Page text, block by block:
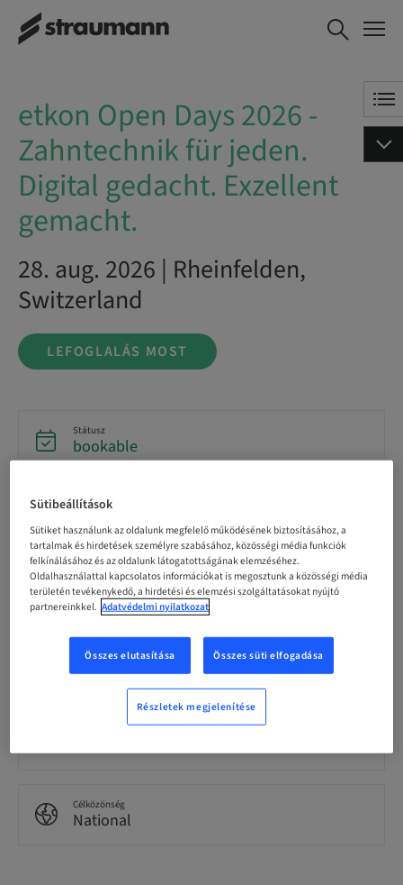
etkon Open Days 2026
- Zahntechnik für
LEFOGLALÁS MOST
etkon Open Days 2026 -
Zahntechnik für jeden.
Digital gedacht. Exzellent
gemacht.
28. aug. 2026 | Rheinfelden,
Switzerland
LEFOGLALÁS MOST
Státusz
bookable
Regisztráció határideje
21. aug. 2026 (UTC+1)
Résztvevőnkénti ár (helyi adók vannak érvényben)
CHF 0.00
Nyelv
German
Célközönség
National
Sütibeállítások
Sütiket használunk az oldalunk megfelelő működésének biztosításához, a
tartalmak és hirdetések személyre szabásához, közösségi média funkciók
felkínálásához és az oldalunk látogatottságának elemzéséhez.
Oldalhasználattal kapcsolatos információkat is megosztunk a közösségi média
területén tevékenykedő, a hirdetési és elemzési szolgáltatásokat nyújtó
partnereinkkel. Adatvédelmi nyilatkozat
Összes elutasítása Összes süti elfogadása
Részletek megjelenítése